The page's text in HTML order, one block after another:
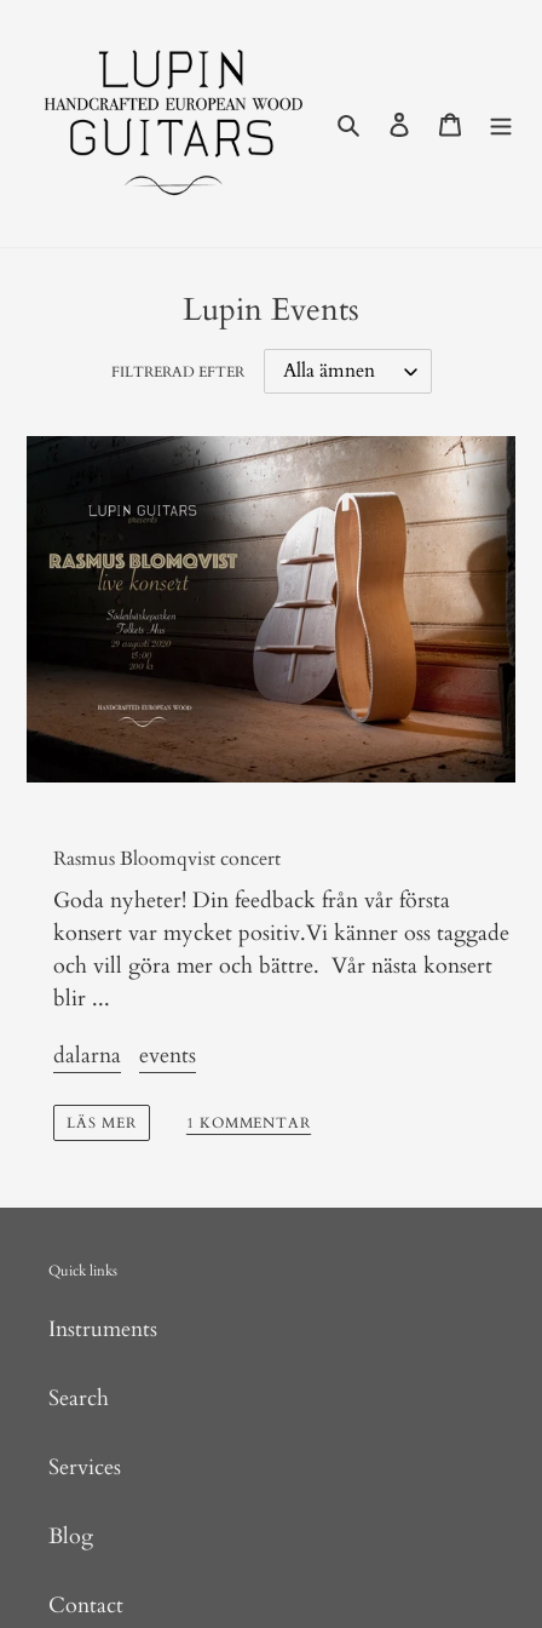
innehåll
Sök Logga in
Lupin Events
FILTRERAD EFTER
Rasmus Bloomqvist concert
Goda nyheter! Din feedback från vår första
konsert var mycket positiv.Vi känner oss taggade
och vill göra mer och bättre. Vår nästa konsert
blir ...
dalarna events
LÄS MER 1 KOMMENTAR
Quick links
Instruments
Search
Services
Blog
Contact